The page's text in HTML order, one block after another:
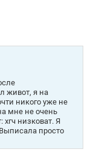
живот, я на
никого уже не
мне не очень
низковат. Я
просто